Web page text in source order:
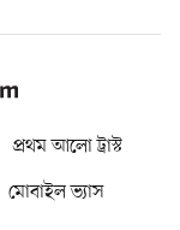
প্রথম আলো ট্রাস্ট
মোবাইল ভ্যাস